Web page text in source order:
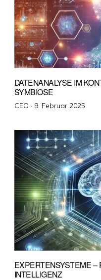
DATENANALYSE IM
SYMBIOSE
CEO · Veröffentlicht
9. Februar 2025
EXPERTENSYSTEME –
INTELLIGENZ